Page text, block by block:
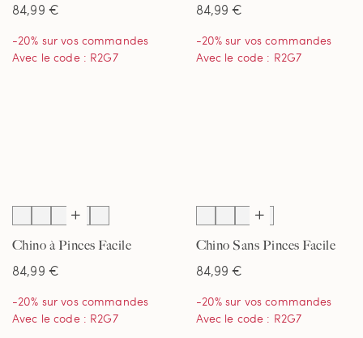
Homme
84,99 €
-20% sur vos commandes
Avec le code : R2G7
Homme
84,99 €
-20% sur vos commandes
Avec le code : R2G7
Chino à Pinces Facile
Classique, Homme
84,99 €
-20% sur vos commandes
Avec le code : R2G7
Chino Sans Pinces Facile
Classique, Homme
84,99 €
-20% sur vos commandes
Avec le code : R2G7